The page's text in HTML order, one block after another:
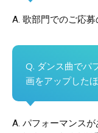
A. 歌部門でのご応募
Q. ダンス曲でパ
画をアップした
A. パフォーマンス